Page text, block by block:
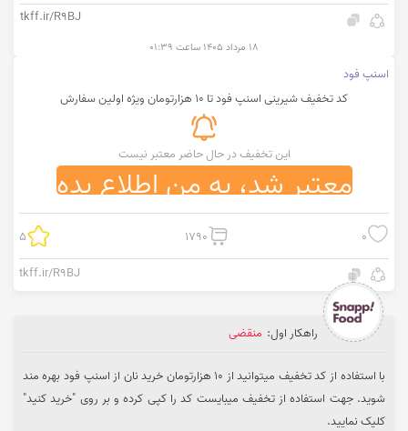
tkff.ir/R9BJ
۱۸ مرداد ۱۴۰۵ ساعت ۰۱:۳۹
اسنپ فود
کد تخفیف شیرینی اسنپ فود تا 10 هزارتومان ویژه اولین سفارش
این تخفیف در حال حاضر معتبر نیست
معتبر شد، به من اطلاع بده
0
1790
5
tkff.ir/R9BJ
راهکار اول: منقضی
با استفاده از کد تخفیف میتوانید از 10 هزارتومان خرید نان از اسنپ فود بهره مند
شوید. جهت استفاده از تخفیف میبایست کد را کپی کرده و بر روی "خرید کنید"
کلیک نمایید.